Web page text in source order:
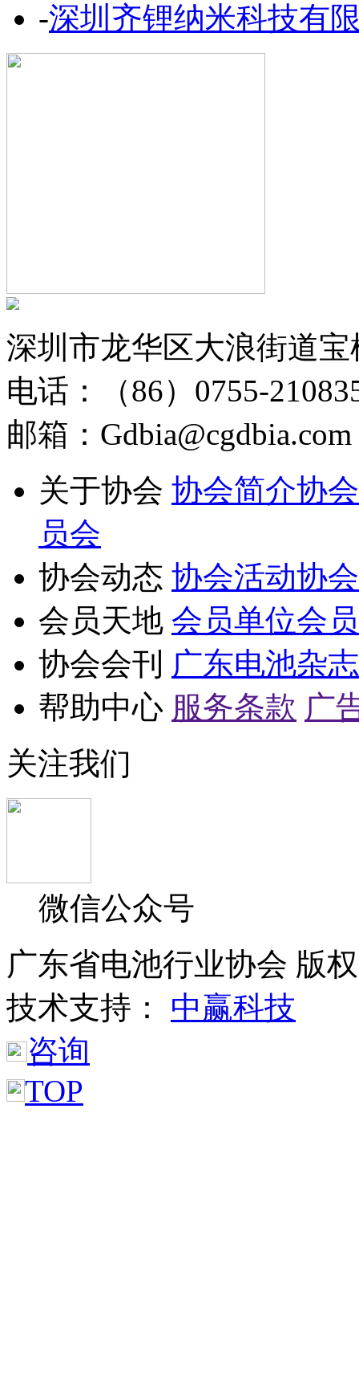
-深圳齐锂纳米科技有
深圳市龙华区大浪街道
电话：（86）0755-
邮箱：Gdbia@cgdbia.com
关于协会 协会简介协
员会
协会动态 协会活动协
会员天地 会员单位会
协会会刊 广东电池杂志
帮助中心 服务条款 广
关注我们
微信公众号
广东省电池行业协会 版
技术支持： 中赢科技
咨询
TOP